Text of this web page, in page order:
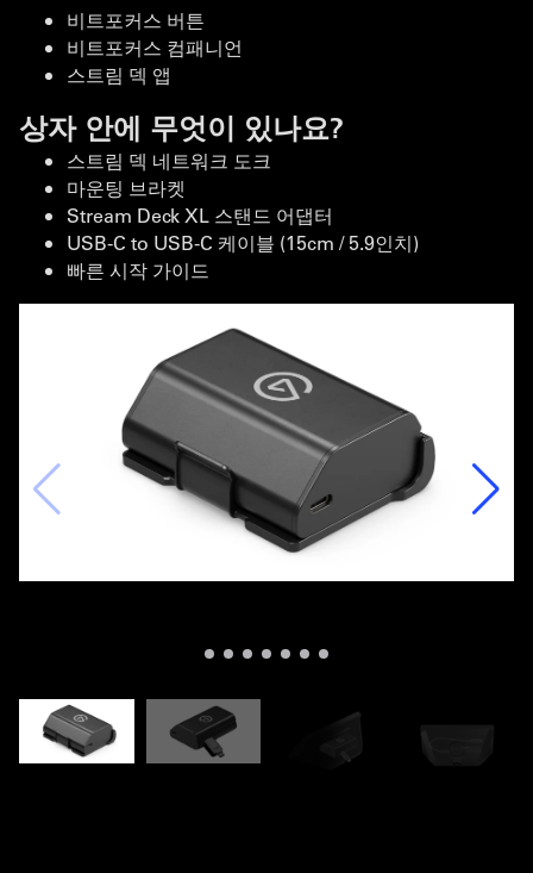
비트포커스 버튼
비트포커스 컴패니언
스트림 덱 앱
상자 안에 무엇이 있나요?
스트림 덱 네트워크 도크
마운팅 브라켓
Stream Deck XL 스탠드 어댑터
USB-C to USB-C 케이블 (15cm / 5.9인치)
빠른 시작 가이드